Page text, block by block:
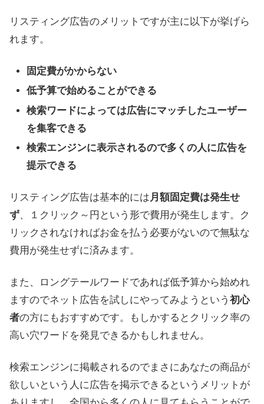
リスティング広告のメリットですが主に以下が挙げら
れます。
固定費がかからない
低予算で始めることができる
検索ワードによっては広告にマッチしたユーザー
を集客できる
検索エンジンに表示されるので多くの人に広告を
提示できる
リスティング広告は基本的には月額固定費は発生せ
ず、１クリック～円という形で費用が発生します。ク
リックされなければお金を払う必要がないので無駄な
費用が発生せずに済みます。
また、ロングテールワードであれば低予算から始めれ
ますのでネット広告を試しにやってみようという 初心
者の方にもおすすめです。もしかするとクリック率の
高い穴ワードを発見できるかもしれません。
検索エンジンに掲載されるのでまさにあなたの商品が
欲しいという人に広告を掲示できるというメリットが